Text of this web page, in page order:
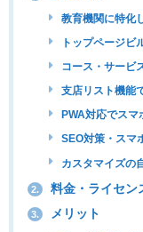
教育機関に特化
トップページビ
コース・サービ
支店リスト機能
PWA対応でス
SEO対策・スマ
カスタマイズの
2. 料金・ライセン
3. メリット